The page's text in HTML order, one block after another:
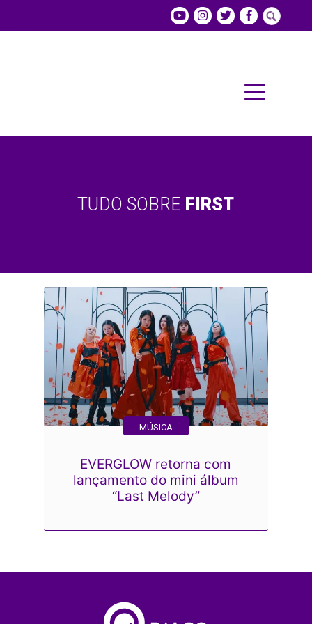
TUDO SOBRE FIRST
MÚSICA
EVERGLOW retorna com
lançamento do mini álbum
“Last Melody”